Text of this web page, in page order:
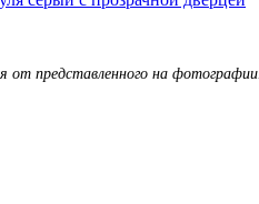
представленного на фотографии.